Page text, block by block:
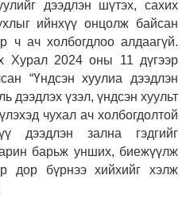
дээдлэн шүтэх, сахих
ийнхүү онцолж байсан
ч ач холбогдлоо алдаагүй.
Хурал 2024 оны 11 дүгээр
“Үндсэн хуулиа дээдлэн
дээдлэх үзэл, үндсэн хуульт
чухал ач холбогдолтой
дээдлэн зална гэдгийг
барьж унших, биежүүлж
дор бүрнээ хийхийг хэлж